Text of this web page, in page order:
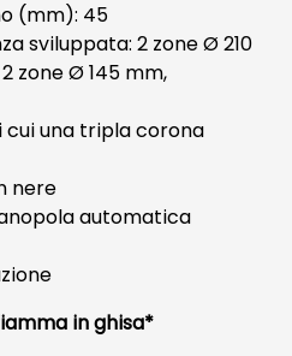
(mm): 45
sviluppata: 2 zone Ø 210
zone Ø 145 mm,
cui una tripla corona
nere
automatica
in ghisa*